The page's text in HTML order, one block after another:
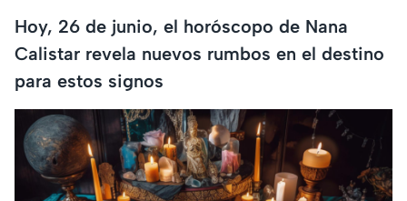
Hoy, 26 de junio, el horóscopo de Nana
Calistar revela nuevos rumbos en el destino
para estos signos